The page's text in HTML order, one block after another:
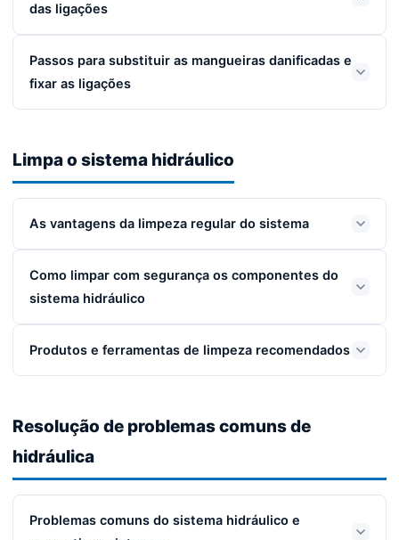
das ligações
Passos para substituir as mangueiras danificadas e
fixar as ligações
Limpa o sistema hidráulico
As vantagens da limpeza regular do sistema
Como limpar com segurança os componentes do
sistema hidráulico
Produtos e ferramentas de limpeza recomendados
Resolução de problemas comuns de
hidráulica
Problemas comuns do sistema hidráulico e